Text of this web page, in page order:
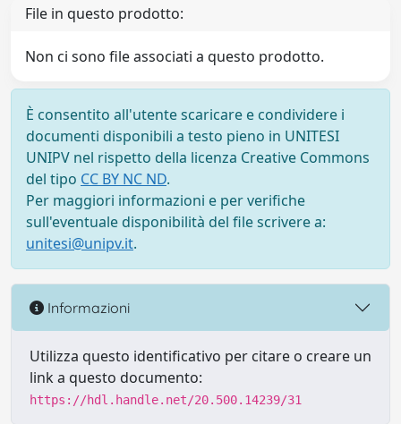
File in questo prodotto:
Non ci sono file associati a questo prodotto.
È consentito all'utente scaricare e condividere i
documenti disponibili a testo pieno in UNITESI
UNIPV nel rispetto della licenza Creative Commons
del tipo CC BY NC ND.
Per maggiori informazioni e per verifiche
sull'eventuale disponibilità del file scrivere a:
unitesi@unipv.it.
Informazioni
Utilizza questo identificativo per citare o creare un
link a questo documento:
https://hdl.handle.net/20.500.14239/31